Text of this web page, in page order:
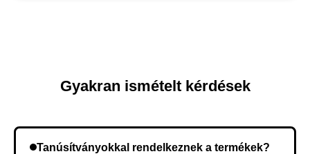
Gyakran ismételt kérdések
Tanúsítványokkal rendelkeznek a termékek?